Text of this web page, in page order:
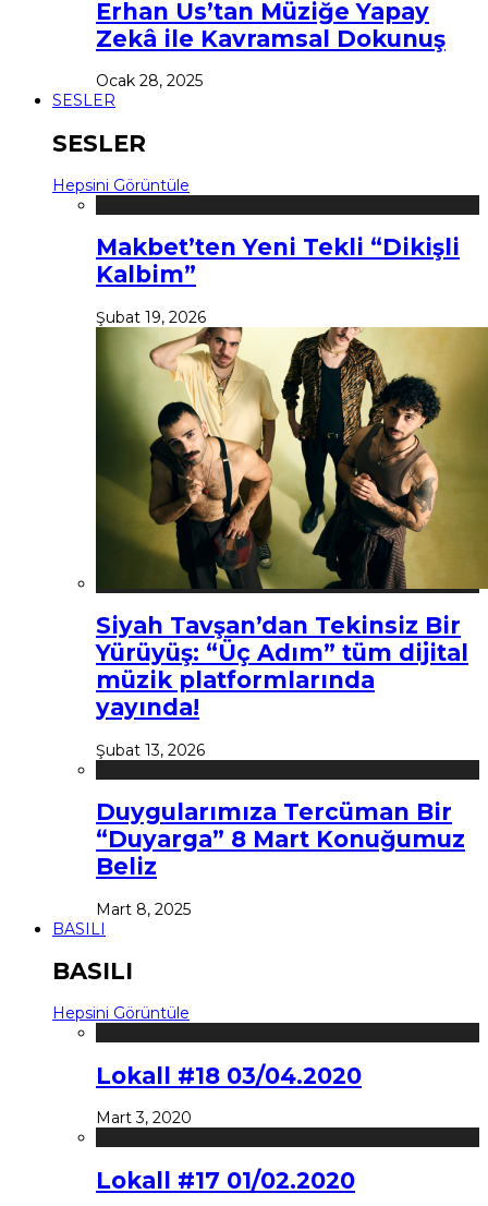
Erhan Us’tan Müziğe Yapay
Zekâ ile Kavramsal Dokunuş
Ocak 28, 2025
SESLER
SESLER
Hepsini Görüntüle
Makbet’ten Yeni Tekli “Dikişli
Kalbim”
Şubat 19, 2026
Siyah Tavşan’dan Tekinsiz Bir
Yürüyüş: “Üç Adım” tüm dijital
müzik platformlarında
yayında!
Şubat 13, 2026
Duygularımıza Tercüman Bir
“Duyarga” 8 Mart Konuğumuz
Beliz
Mart 8, 2025
BASILI
BASILI
Hepsini Görüntüle
Lokall #18 03/04.2020
Mart 3, 2020
Lokall #17 01/02.2020